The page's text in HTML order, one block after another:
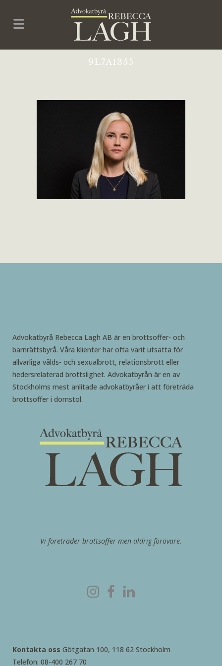
9L7A1355
Advokatbyrå Rebecca Lagh AB är en brottsoffer- och
barnrättsbyrå. Våra klienter har ofta varit utsatta för
allvarliga vålds- och sexualbrott, relationsbrott eller
hedersrelaterad brottslighet. Advokatbyrån är en av
Stockholms mest anlitade advokatbyråer i att företräda
brottsoffer i domstol.
Vi företräder brottsoffer men aldrig förövare.
Kontakta oss Götgatan 100, 118 62 Stockholm
Telefon: 08-400 267 70